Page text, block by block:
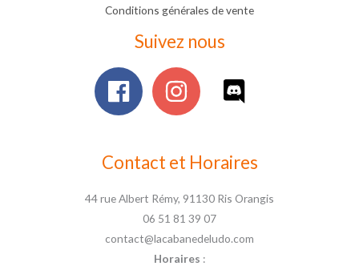
Conditions générales de vente
Suivez nous
Contact et Horaires
44 rue Albert Rémy, 91130 Ris Orangis
06 51 81 39 07
contact@lacabanedeludo.com
Horaires :